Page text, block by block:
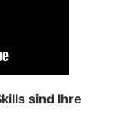
sind Ihre